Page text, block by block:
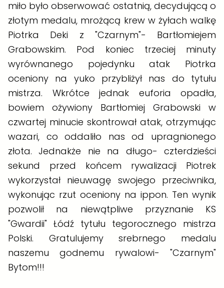
miło było obserwować ostatnią, decydującą o
złotym medalu, mrożącą krew w żyłach walkę
Piotrka Deki z "Czarnym"- Bartłomiejem
Grabowskim. Pod koniec trzeciej minuty
wyrównanego pojedynku atak Piotrka
oceniony na yuko przybliżył nas do tytułu
mistrza. Wkrótce jednak euforia opadła,
bowiem ożywiony Bartłomiej Grabowski w
czwartej minucie skontrował atak, otrzymując
wazari, co oddaliło nas od upragnionego
złota. Jednakże nie na długo- czterdzieści
sekund przed końcem rywalizacji Piotrek
wykorzystał nieuwagę swojego przeciwnika,
wykonując rzut oceniony na ippon. Ten wynik
pozwolił na niewątpliwe przyznanie KS
"Gwardii" Łódź tytułu tegorocznego mistrza
Polski. Gratulujemy srebrnego medalu
naszemu godnemu rywalowi- "Czarnym"
Bytom!!!